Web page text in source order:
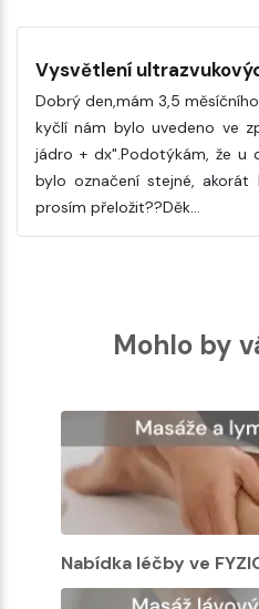
Vysvětlení
Dobrý den,mám 3,5
kyčlí nám bylo uvedeno ve
jádro + dx".Podotýkám, že u
bylo označení stejné, akorát
prosím přeložit??Děk…
Mohlo by
Nabídka léčby ve